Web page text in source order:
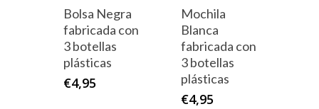
Bolsa Negra
fabricada con
3 botellas
plásticas
€4,95
Mochila
Blanca
fabricada con
3 botellas
plásticas
€4,95